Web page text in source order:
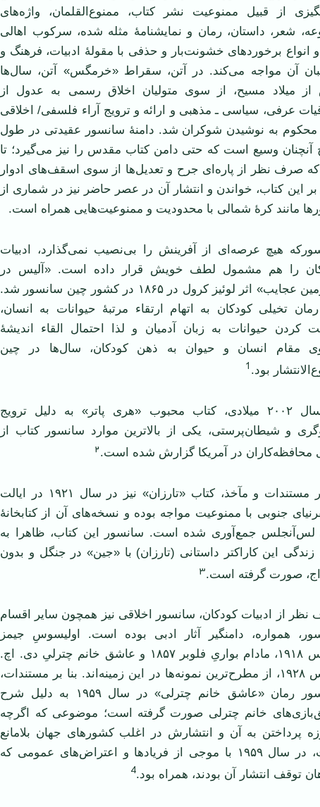
از قبیل ممنوعیت نشر کتاب، ممنوع‌القلمان، واژه‌های
شعر، داستان، رمان و نمایشنامۀ مثله شده، سرکوب اهالی
انواع برخوردهای خشونت‌بار و حذفی با مقولۀ ادبیات، فرهنگ و
آن مواجه می‌کند. در آتن، سقراط «خرمگس» آتن، سال‌ها
از میلاد مسیح، از سوی متولیان اخلاق رسمی به عدول از
عرفی، سیاسی ـ مذهبی و ارائه و ترویج آراء فلسفی/ اخلاقی
محکوم به نوشیدن شوکران شد. دامنۀ سانسور عقیدتی در طول
آنچنان وسیع است که حتی دامن کتاب مقدس را نیز می‌گیرد؛ تا
که صرف نظر از پاره‌ای جرح و تعدیل‌ها از سوی اسقف‌های ادوار
این کتاب، خواندن و انتشار آن در عصر حاضر نیز در شماری از
مانند کرۀ شمالی با محدودیت و ممنوعیت‌هایی همراه است.
هیچ عرصه‌ای از آفرینش را بی‌نصیب نمی‌گذارد، ادبیات
را هم مشمول لطف خویش قرار داده است. «آلیس در
سرزمین عجایب» اثر لوئیز کرول در ۱۸۶۵ در کشور چین سانسور شد.
رمان تخیلی کودکان به اتهام ارتقاء‌ مرتبۀ حیوانات به انسان،
کردن حیوانات به زبان آدمیان و لذا احتمال القاء اندیشۀ
مقام انسان و حیوان به ذهن کودکان، سال‌ها در چین
بود. 1
در سال ۲۰۰۲ میلادی، کتاب محبوب «هری پاتر» به دلیل ترویج
و شیطان‌پرستی، یکی از بالاترین موارد سانسور کتاب از
در آمریکا گزارش شده است.۲
بنا بر مستندات و مآخذ، کتاب «تارزان» نیز در سال ۱۹۲۱ در ایالت
جنوبی با ممنوعیت مواجه بوده و نسخه‌های آن از کتابخانۀ
لس‌آنجلس جمع‌آوری شده است. سانسور این کتاب، ظاهرا به
زندگی این کاراکتر داستانی (تارزان) با «جین» در جنگل و بدون
صورت گرفته است.۳
از ادبیات کودکان، سانسور اخلاقی نیز همچون سایر اقسام
همواره، دامنگیر آثار ادبی بوده است. اولیسوسِ جیمز
جویس ۱۹۱۸، مادام بواریِ فلوبر ۱۸۵۷ و عاشق خانم چترلیِ دی. اچ.
لارنس ۱۹۲۸، از مطرح‌ترین نمونه‌ها در این زمینه‌اند. بنا بر مستندات،
سانسور رمان «عاشق خانم چترلی» در سال ۱۹۵۹ به دلیل شرح
خانم چترلی صورت گرفته است؛ موضوعی که اگرچه
پرداختن به آن و انتشارش در اغلب کشورهای جهان بلامانع
است، در سال ۱۹۵۹ با موجی از فریادها و اعتراض‌های عمومی که
توقف انتشار آن بودند، همراه بود.4